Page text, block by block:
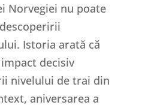
Norvegiei nu poate
Istoria arată că
decisiv
nivelului de trai din
aniversarea a